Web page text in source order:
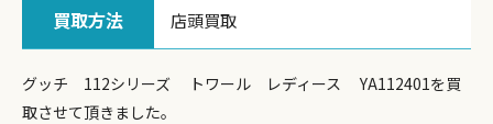
買取方法 店頭買取
グッチ 112シリーズ トワール レディース YA112401を買
取させて頂きました。